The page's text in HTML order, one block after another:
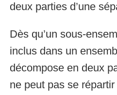
deux parties d’une
Dès qu’un sous-
inclus dans un
décompose en deux
ne peut pas se